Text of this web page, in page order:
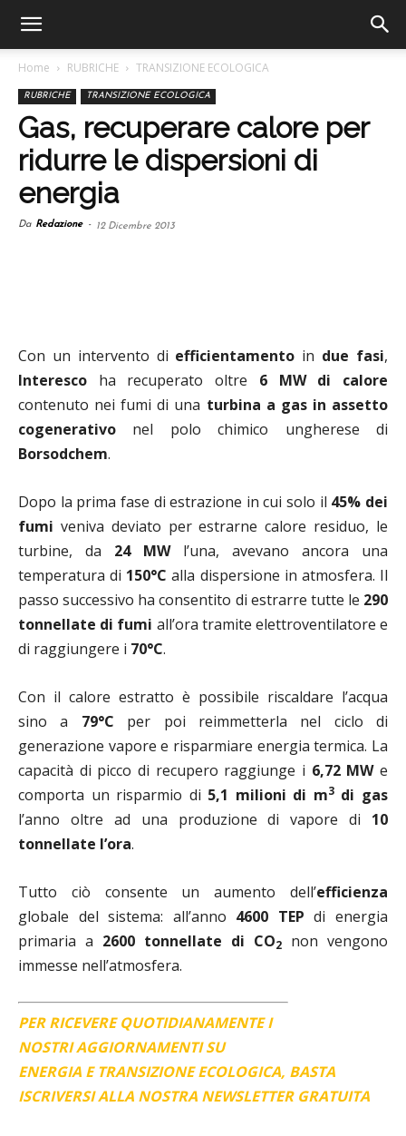
Home RUBRICHE TRANSIZIONE ECOLOGICA
RUBRICHE TRANSIZIONE ECOLOGICA
Gas, recuperare calore per
ridurre le dispersioni di
energia
Da Redazione - 12 Dicembre 2013
Con un intervento di efficientamento in due fasi,
Interesco ha recuperato oltre 6 MW di calore
contenuto nei fumi di una turbina a gas in assetto
cogenerativo nel polo chimico ungherese di
Borsodchem.
Dopo la prima fase di estrazione in cui solo il 45% dei
fumi veniva deviato per estrarne calore residuo, le
turbine, da 24 MWl’una, avevano ancora una
temperatura di 150°C alla dispersione in atmosfera. Il
passo successivo ha consentito di estrarre tutte le 290
tonnellate di fumi all’ora tramite elettroventilatore e
di raggiungere i 70°C.
Con il calore estratto è possibile riscaldare l’acqua
sino a 79°C per poi reimmetterla nel ciclo di
generazione vapore e risparmiare energia termica. La
capacità di picco di recupero raggiunge i 6,72 MWe
comporta un risparmio di 5,1 milioni di m3di gas
l’anno oltre ad una produzione di vapore di 10
tonnellate l’ora.
Tutto ciò consente un aumento dell’efficienza
globale del sistema: all’anno 4600 TEP di energia
primaria a 2600 tonnellate di CO2
non vengono
immesse nell’atmosfera.
PER RICEVERE QUOTIDIANAMENTE I
NOSTRI AGGIORNAMENTI SU
ENERGIA E TRANSIZIONE ECOLOGICA, BASTA
ISCRIVERSI ALLA NOSTRA NEWSLETTER GRATUITA